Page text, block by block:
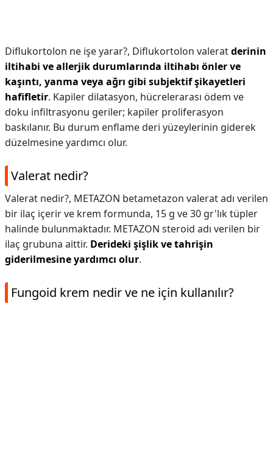
Diflukortolon ne işe yarar?, Diflukortolon valeratderinin
iltihabi ve allerjik durumlarında iltihabı önler ve
kaşıntı, yanma veya ağrı gibi subjektif şikayetleri
hafifletir. Kapiler dilatasyon, hücrelerarası ödem ve
doku infiltrasyonu geriler; kapiler proliferasyon
baskılanır. Bu durum enflame deri yüzeylerinin giderek
düzelmesine yardımcı olur.
Valerat nedir?
Valerat nedir?, METAZON betametazon valerat adı verilen
bir ilaç içerir ve krem formunda, 15 g ve 30 gr'lık tüpler
halinde bulunmaktadır. METAZON steroid adı verilen bir
ilaç grubuna aittir. Derideki şişlik ve tahrişin
giderilmesine yardımcı olur.
Fungoid krem nedir ve ne için kullanılır?